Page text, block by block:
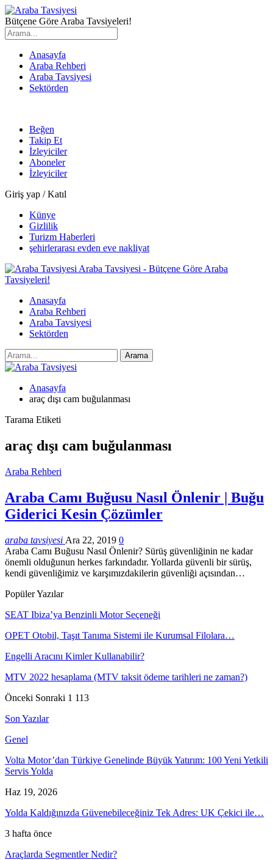
Bütçene Göre Araba Tavsiyeleri!
Anasayfa
Araba Rehberi
Araba Tavsiyesi
Sektörden
Beğen
Takip Et
İzleyiciler
Aboneler
İzleyiciler
Giriş yap / Katıl
Künye
Gizlilik
Turizm Haberleri
şehirlerarası evden eve nakliyat
Araba Tavsiyesi - Bütçene Göre Araba
Tavsiyeleri!
Anasayfa
Araba Rehberi
Araba Tavsiyesi
Sektörden
Anasayfa
araç dışı cam buğulanması
Tarama Etiketi
araç dışı cam buğulanması
Araba Rehberi
Araba Camı Buğusu Nasıl Önlenir | Buğu
Giderici Kesin Çözümler
araba tavsiyesi Ara 22, 2019 0
Araba Camı Buğusu Nasıl Önlenir? Sürüş güvenliğinin ne kadar
önemli olduğunun herkes farkındadır. Yollarda güvenli bir sürüş,
kendi güvenliğimiz ve karşımızdakilerin güvenliği açısından…
Popüler Yazılar
SEAT Ibiza’ya Benzinli Motor Seçeneği
OPET Otobil, Taşıt Tanıma Sistemi ile Kurumsal Filolara…
Engelli Aracını Kimler Kullanabilir?
MTV 2022 hesaplama (MTV taksit ödeme tarihleri ne zaman?)
Önceki Sonraki 1 113
Son Yazılar
Genel
Volta Motor’dan Türkiye Genelinde Büyük Yatırım: 100 Yeni Yetkili
Servis Yolda
Haz 19, 2026
Yolda Kaldığınızda Güvenebileceğiniz Tek Adres: UK Çekici ile…
3 hafta önce
Araçlarda Segmentler Nedir?